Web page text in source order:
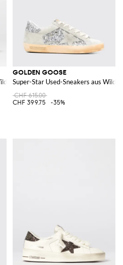
mit Glitter
GOLDEN GOOSE
Super-Star Used-Sneakers aus
CHF 615.00
CHF 399.75
-35%